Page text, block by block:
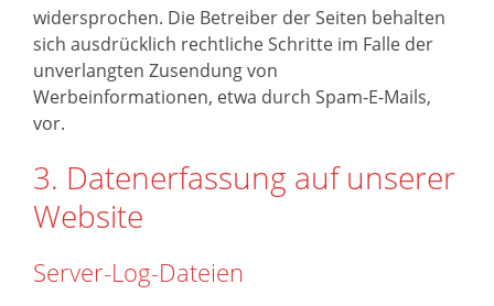
widersprochen. Die Betreiber der Seiten behalten
sich ausdrücklich rechtliche Schritte im Falle der
unverlangten Zusendung von
Werbeinformationen, etwa durch Spam-E-Mails,
vor.
3. Datenerfassung auf unserer
Website
Server-Log-Dateien